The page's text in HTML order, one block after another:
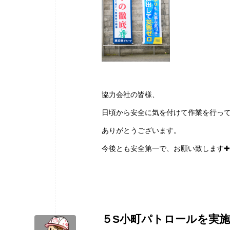
協力会社の皆様、
日頃から安全に気を付けて作業を行っ
ありがとうございます。
今後とも安全第一で、お願い致します✚
５S小町パトロールを実施